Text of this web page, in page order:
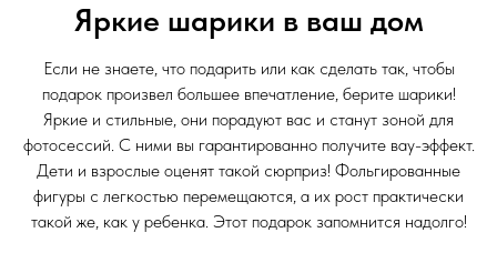
Яркие шарики в ваш дом
Если не знаете, что подарить или как сделать так, чтобы
подарок произвел большее впечатление, берите шарики!
Яркие и стильные, они порадуют вас и станут зоной для
фотосессий. С ними вы гарантированно получите вау-эффект.
Дети и взрослые оценят такой сюрприз! Фольгированные
фигуры с легкостью перемещаются, а их рост практически
такой же, как у ребенка. Этот подарок запомнится надолго!